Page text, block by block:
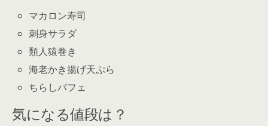
マカロン寿司
刺身サラダ
類人猿巻き
海老かき揚げ天ぷら
ちらしパフェ
気になる値段は？